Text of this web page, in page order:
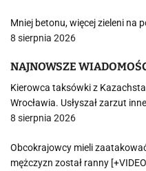
Mniej betonu, więcej zieleni na
8 sierpnia 2026
NAJNOWSZE
Kierowca taksówki z
Wrocławia. Usłyszał zarzut
8 sierpnia 2026
Obcokrajowcy mieli
mężczyzn został ranny